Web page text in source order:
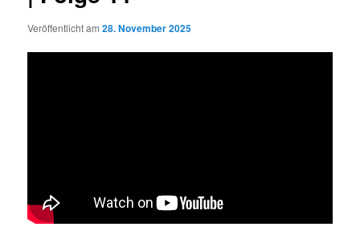
Veröffentlicht am28. November 2025